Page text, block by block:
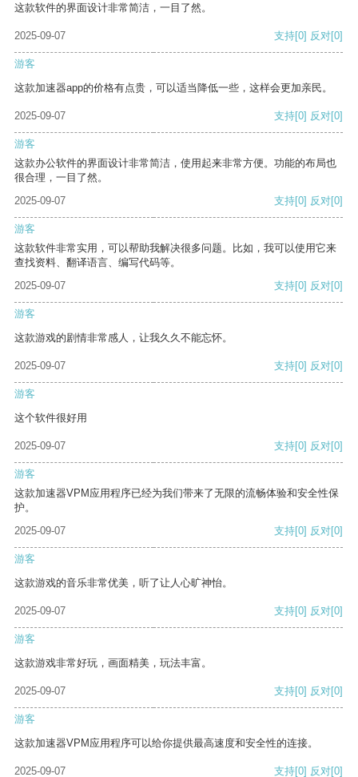
这款软件的界面设计非常简洁，一目了然。
2025-09-07 支持[0] 反对[0]
游客
这款加速器app的价格有点贵，可以适当降低一些，这样会更加亲民。
2025-09-07 支持[0] 反对[0]
游客
这款办公软件的界面设计非常简洁，使用起来非常方便。功能的布局也
很合理，一目了然。
2025-09-07
支持[0] 反对[0]
游客
这款软件非常实用，可以帮助我解决很多问题。比如，我可以使用它来
查找资料、翻译语言、编写代码等。
2025-09-07
支持[0] 反对[0]
游客
这款游戏的剧情非常感人，让我久久不能忘怀。
2025-09-07 支持[0] 反对[0]
游客
这个软件很好用
2025-09-07 支持[0] 反对[0]
游客
这款加速器VPM应用程序已经为我们带来了无限的流畅体验和安全性保
护。
2025-09-07
支持[0] 反对[0]
游客
这款游戏的音乐非常优美，听了让人心旷神怡。
2025-09-07 支持[0] 反对[0]
游客
这款游戏非常好玩，画面精美，玩法丰富。
2025-09-07 支持[0] 反对[0]
游客
这款加速器VPM应用程序可以给你提供最高速度和安全性的连接。
2025-09-07 支持[0] 反对[0]